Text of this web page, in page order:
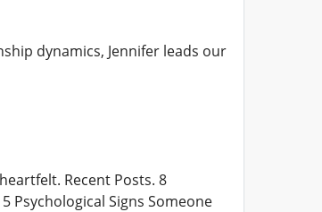
dynamics, Jennifer leads our
Recent Posts. 8
Psychological Signs Someone